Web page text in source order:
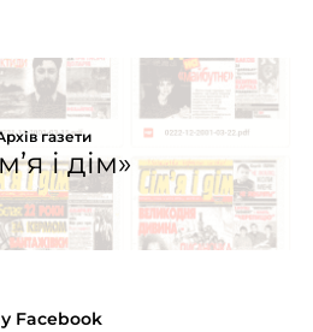
газети
і дім»
Facebook